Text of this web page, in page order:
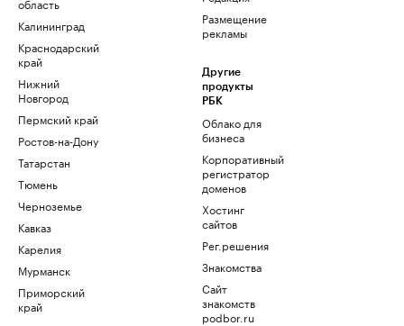
Калининград
Краснодарский
край
Нижний
Новгород
Пермский край
Ростов-на-Дону
Татарстан
Тюмень
Черноземье
Кавказ
Карелия
Мурманск
Приморский
край
Размещение
рекламы
Другие
продукты
РБК
Облако для
бизнеса
Корпоративный
регистратор
доменов
Хостинг
сайтов
Рег.решения
Знакомства
Сайт
знакомств
podbor.ru